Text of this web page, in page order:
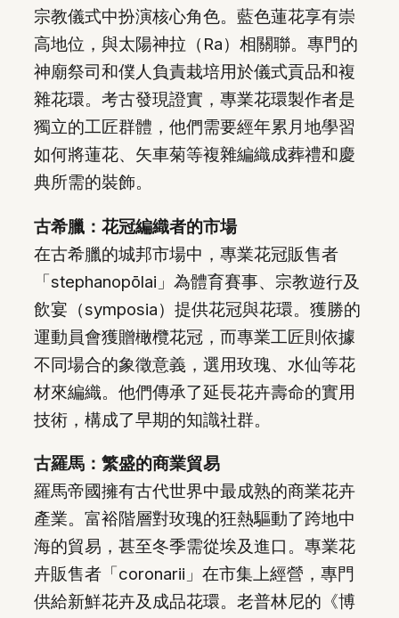
宗教儀式中扮演核心角色。藍色蓮花享有崇
高地位，與太陽神拉（Ra）相關聯。專門的
神廟祭司和僕人負責栽培用於儀式貢品和複
雜花環。考古發現證實，專業花環製作者是
獨立的工匠群體，他們需要經年累月地學習
如何將蓮花、矢車菊等複雜編織成葬禮和慶
典所需的裝飾。
古希臘：花冠編織者的市場
在古希臘的城邦市場中，專業花冠販售者
「stephanopōlai」為體育賽事、宗教遊行及
飲宴（symposia）提供花冠與花環。獲勝的
運動員會獲贈橄欖花冠，而專業工匠則依據
不同場合的象徵意義，選用玫瑰、水仙等花
材來編織。他們傳承了延長花卉壽命的實用
技術，構成了早期的知識社群。
古羅馬：繁盛的商業貿易
羅馬帝國擁有古代世界中最成熟的商業花卉
產業。富裕階層對玫瑰的狂熱驅動了跨地中
海的貿易，甚至冬季需從埃及進口。專業花
卉販售者「coronarii」在市集上經營，專門
供給新鮮花卉及成品花環。老普林尼的《博